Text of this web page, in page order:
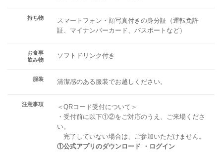
持ち物
スマートフォン・顔写真付きの身分証（運転免許
証、マイナンバーカード、パスポートなど）
お食事
飲み物
ソフトドリンク付き
服装 清潔感のある服装でお越しください。
注意事項
＜QRコード受付について＞
・受付前に以下①②をご対応のうえ、ご来場くださ
い。
完了していない場合は、ご参加いただけません。
①公式アプリのダウンロード ・ログイン